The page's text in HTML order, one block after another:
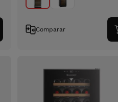
Comparar